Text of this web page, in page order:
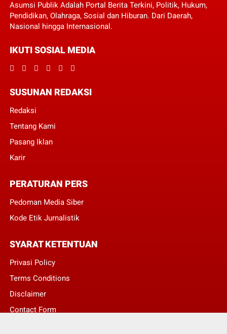
Asumsi Publik Adalah Portal Berita Terkini, Politik, Hukum,
Pendidikan, Olahraga, Sosial dan Hiburan. Dari Daerah,
Nasional hingga Internasional.
IKUTI SOSIAL MEDIA
SUSUNAN REDAKSI
Redaksi
Tentang Kami
Pasang Iklan
Karir
PERATURAN PERS
Pedoman Media Siber
Kode Etik Jurnalistik
SYARAT KETENTUAN
Privasi Policy
Terms Conditions
Disclaimer
Contact Form